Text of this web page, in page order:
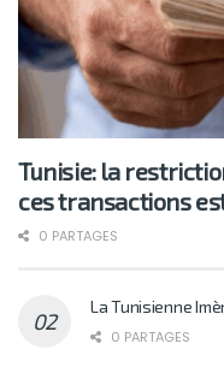
Tunisie: la
ces transactions
0 PARTAGES
La Tunisienne
0 PARTAGES